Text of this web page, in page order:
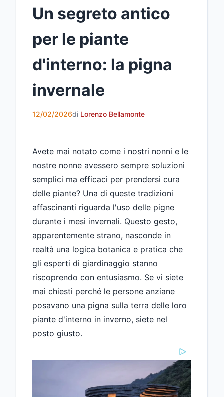
Un segreto antico
per le piante
d'interno: la pigna
invernale
12/02/2026di Lorenzo Bellamonte
Avete mai notato come i nostri nonni e le
nostre nonne avessero sempre soluzioni
semplici ma efficaci per prendersi cura
delle piante? Una di queste tradizioni
affascinanti riguarda l'uso delle pigne
durante i mesi invernali. Questo gesto,
apparentemente strano, nasconde in
realtà una logica botanica e pratica che
gli esperti di giardinaggio stanno
riscoprendo con entusiasmo. Se vi siete
mai chiesti perché le persone anziane
posavano una pigna sulla terra delle loro
piante d'interno in inverno, siete nel
posto giusto.